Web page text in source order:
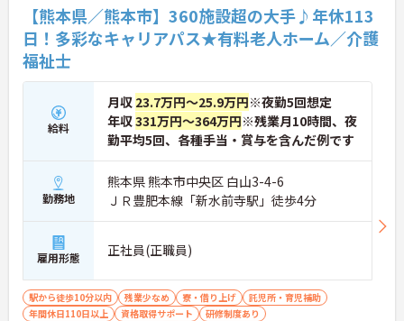
★おすすめPOINT★
【これまでの経験・専門性が正当に評価される環境
です】
・独自の社内資格「マジ神制度」があり、認定され
ると1資格につき月1万円（最大4万円）の手当が加
算されます。
・ケアマネジャーの受験料や対策講座、更新費用ま
で全額補助されるため、次のステップアップを自己
【最先端のDX導入で、身体的・精神的な負担を軽
減】
・スマホ記録や睡眠センサーを活用したデータに基
づくケアにより、夜間巡視や申し送りなどの業務負
担を大きく軽減しています。
・業務の効率化により月の平均残業時間は10時間程
度と少なく、体力的なゆとりを持ってご入居者様と
向き合えます。
【熊本県／熊本市】360施設超の大手♪年休113
日！多彩なキャリアパス★有料老人ホーム／介護
福祉士
給料
月収 23.7万円～25.9万円※夜勤5回想定
年収331万円～364万円※残業月10時間、夜
勤平均5回、各種手当・賞与を含んだ例です
勤務地
熊本県 熊本市中央区 白山3-4-6
ＪＲ豊肥本線「新水前寺駅」徒歩4分
雇用形態 正社員(正職員)
駅から徒歩10分以内 残業少なめ 寮・借り上げ
託児所・育児補助
年間休日110日以上
資格取得サポート
研修制度あり